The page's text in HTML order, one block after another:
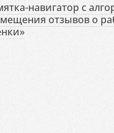
навигатор с
отзывов о